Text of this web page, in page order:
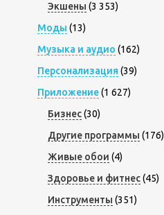
Экшены (3 353)
Моды (13)
Музыка и аудио (162)
Персонализация (39)
Приложение(1 627)
Бизнес(30)
Другие программы (176)
Живые обои (4)
Здоровье и фитнес(45)
Инструменты (351)